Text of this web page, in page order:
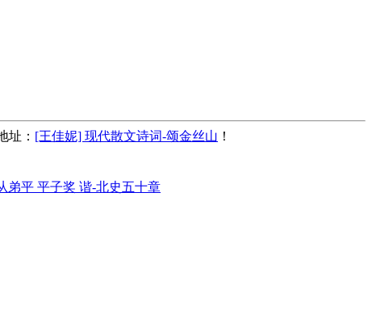
址： [王佳妮] 现代散文诗词-颂金丝山 ！
弟平 平子奖 谐-北史五十章